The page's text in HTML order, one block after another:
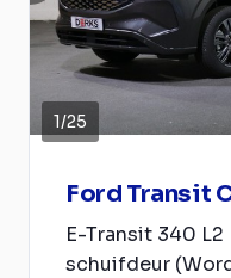
1/25
Ford Transit
E-Transit 340 L2
schuifdeur